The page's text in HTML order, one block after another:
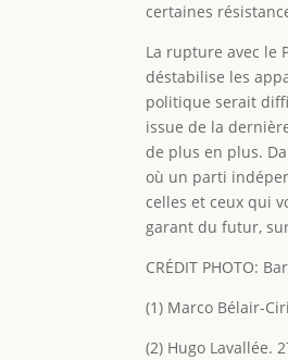
certaines
La rupture avec le
déstabilise les
politique serait
issue de la
de plus en plus.
où un parti
celles et ceux qui
garant du futur,
CRÉDIT PHOTO:
(1) Marco Bélair-
(2) Hugo Lavallée.